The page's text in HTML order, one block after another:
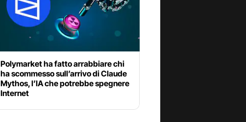
Polymarket ha fatto arrabbiare chi
ha scommesso sull’arrivo di Claude
Mythos, l’IA che potrebbe spegnere
Internet